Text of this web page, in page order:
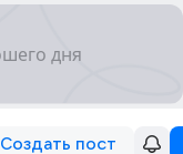
Создать пост